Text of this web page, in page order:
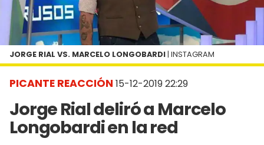
PICANTE REACCIÓN 15-12-2019 22:29
Jorge Rial deliró a Marcelo
Longobardi en la red
JORGE RIAL VS. MARCELO LONGOBARDI | INSTAGRAM